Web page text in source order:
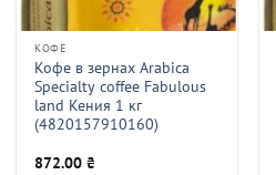
КОФЕ
Кофе в зернах Arabica
Specialty coffee Fabulous
land Кения 1 кг
(4820157910160)
872.00₴